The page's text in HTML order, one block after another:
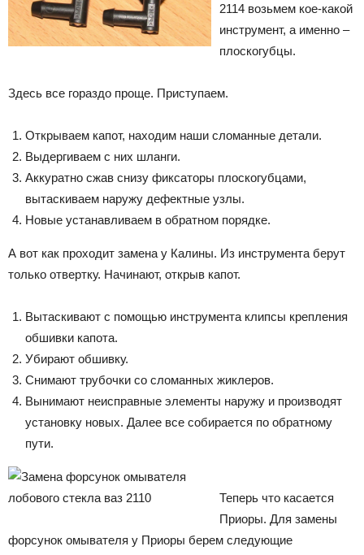
2114 возьмем кое-какой
инструмент, а именно –
плоскогубцы.
Здесь все гораздо проще. Приступаем.
Открываем капот, находим наши сломанные детали.
Выдергиваем с них шланги.
Аккуратно сжав снизу фиксаторы плоскогубцами,
вытаскиваем наружу дефектные узлы.
Новые устанавливаем в обратном порядке.
А вот как проходит замена у Калины. Из инструмента берут
только отвертку. Начинают, открыв капот.
Вытаскивают с помощью инструмента клипсы крепления
обшивки капота.
Убирают обшивку.
Снимают трубочки со сломанных жиклеров.
Вынимают неисправные элементы наружу и производят
установку новых. Далее все собирается по обратному
пути.
Теперь что касается
Приоры. Для замены
форсунок омывателя у Приоры берем следующие